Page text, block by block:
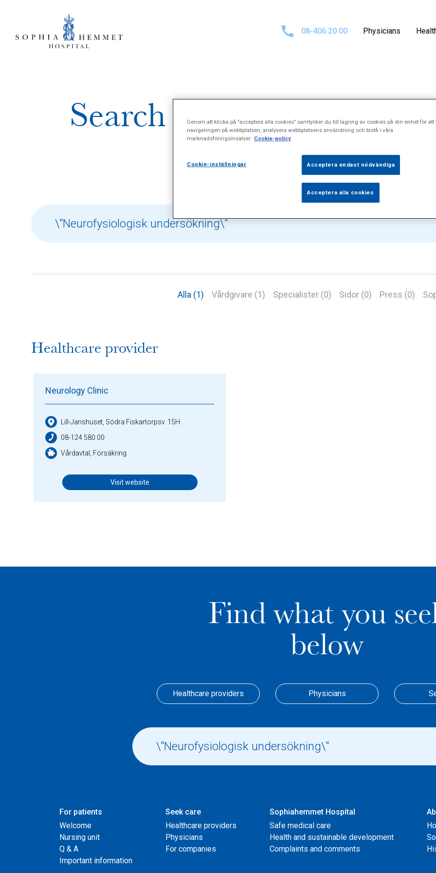
08-406 20 00 Physicians
Search results for
Alla (1) Vårdgivare (1) Specialister (0) Sidor (0) Press (0)
Healthcare provider
Neurology Clinic
Lill-Janshuset, Södra Fiskartorpsv. 15H
08-124 580 00
Vårdavtal, Försäkring
Visit website
Find what you
below
Healthcare providers Physicians
For patients
Welcome
Nursing unit
Q & A
Important information
Seek care
Healthcare providers
Physicians
For companies
Sophiahemmet Hospital
Safe medical care
Health and sustainable development
Complaints and comments
Genom att klicka på "acceptera alla cookies" samtycker du till lagring av cookies på din enhet för att
navigeringen på webbplatsen, analysera webbplatsens användning och bistå i våra
marknadsföringsinsatser. Cookie-policy
Cookie-inställningar Acceptera endast nödvändiga
Acceptera alla cookies